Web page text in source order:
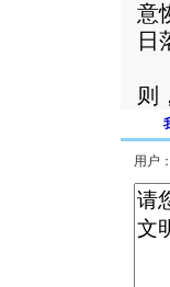
意
日
则
用户：